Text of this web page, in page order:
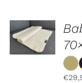
OPTIONEN
WÄHLEN
DIESES
PRODUKT
VARIANTEN
DETAILS
€